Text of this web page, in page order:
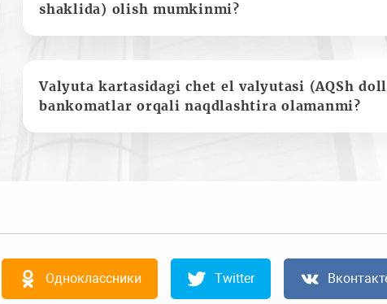
shaklida) olish mumkinmi?
Valyuta kartasidagi chet el valyutasi (AQSh
bankomatlar orqali naqdlashtira olamanmi?
Одноклассники Twitter